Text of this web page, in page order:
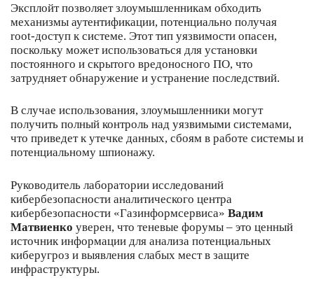
Эксплойт позволяет злоумышленникам обходить
механизмы аутентификации, потенциально получая
root-доступ к системе. Этот тип уязвимости опасен,
поскольку может использоваться для установки
постоянного и скрытого вредоносного ПО, что
затрудняет обнаружение и устранение последствий.
В случае использования, злоумышленники могут
получить полный контроль над уязвимыми системами,
что приведет к утечке данных, сбоям в работе системы и
потенциальному шпионажу.
Руководитель лаборатории исследований
кибербезопасности аналитического центра
кибербезопасности «Газинформсервиса» Вадим
Матвиенко уверен, что теневые форумы – это ценный
источник информации для анализа потенциальных
киберугроз и выявления слабых мест в защите
инфраструктуры.